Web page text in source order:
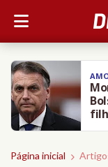
Página inicial